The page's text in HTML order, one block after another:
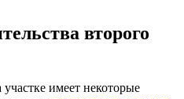
второго
имеет некоторые